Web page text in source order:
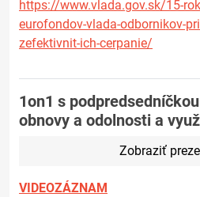
https://www.vlada.gov.sk/15-
eurofondov-vlada-odbornikov-
zefektivnit-ich-cerpanie/
1on1 s
obnovy a odolnosti a
Zobraziť
VIDEOZÁZNAM